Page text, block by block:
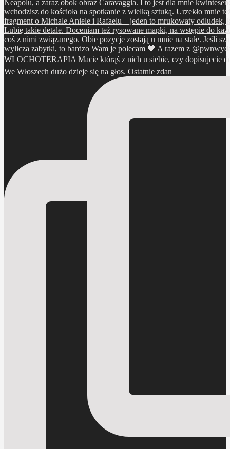
We Włoszech dużo dzieje się na głos. Ostatnie zdan